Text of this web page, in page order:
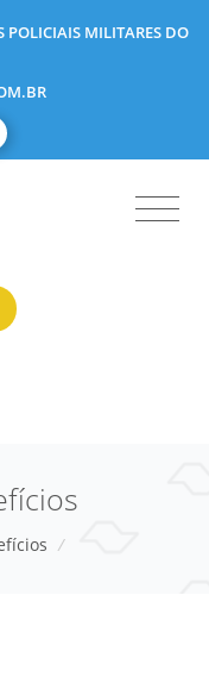
POLICIAIS MILITARES DO
/